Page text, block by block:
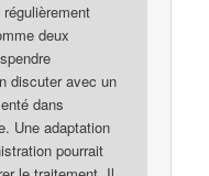
deux
discuter avec un
dans
Une adaptation
pourrait